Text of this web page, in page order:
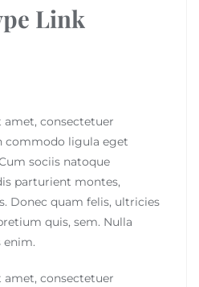
Link
consectetuer
commodo ligula eget
sociis natoque
parturient montes,
Donec quam felis, ultricies
quis, sem. Nulla
enim.
consectetuer